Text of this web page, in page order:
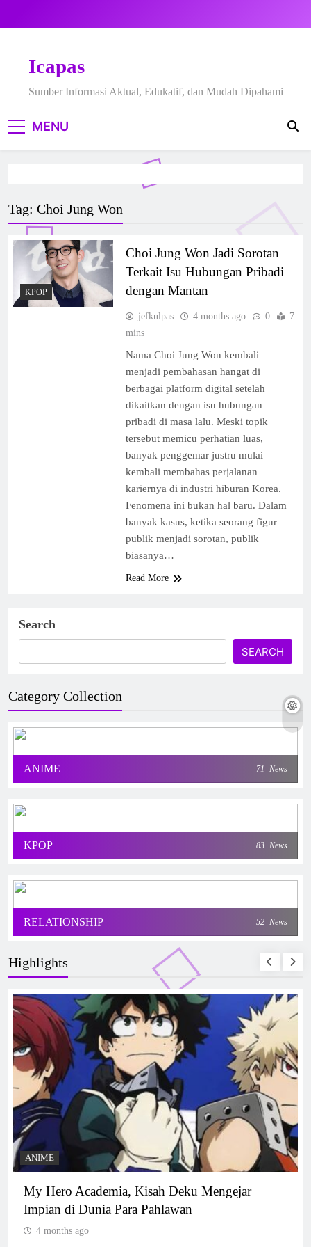
Icapas
Sumber Informasi Aktual, Edukatif, dan Mudah Dipahami
MENU
Tag: Choi Jung Won
KPOP
Choi Jung Won Jadi Sorotan
Terkait Isu Hubungan Pribadi
dengan Mantan
jefkulpas 4 months ago 0
7
mins
Nama Choi Jung Won kembali
menjadi pembahasan hangat di
berbagai platform digital setelah
dikaitkan dengan isu hubungan
pribadi di masa lalu. Meski topik
tersebut memicu perhatian luas,
banyak penggemar justru mulai
kembali membahas perjalanan
kariernya di industri hiburan Korea.
Fenomena ini bukan hal baru. Dalam
banyak kasus, ketika seorang figur
publik menjadi sorotan, publik
biasanya…
Read More
Search
SEARCH
Category Collection
ANIME 71 News
KPOP 83 News
RELATIONSHIP 52 News
Highlights
ANIME
My Hero Academia, Kisah Deku Mengejar
Impian di Dunia Para Pahlawan
4 months ago